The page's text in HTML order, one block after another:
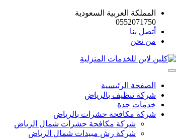
المملكة العربية السعودية
0552071750
أتصل بنا
من نحن
الصفحة الرئيسية
شركة تنظيف بالرياض
خدمات جدة
شركة مكافحة حشرات بالرياض
شركة مكافحة حشرات شمال الرياض
شركة رش مبيدات شمال الرياض